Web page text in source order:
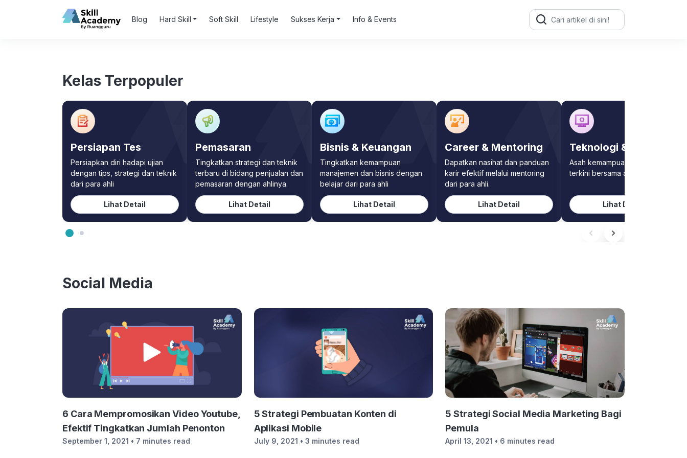
Blog Hard Skill Soft Skill Lifestyle Sukses Kerja Info & Events
Search
for:
Kelas Terpopuler
Persiapan Tes
Persiapkan diri hadapi ujian
dengan tips, strategi dan teknik
dari para ahli
Lihat Detail
Pemasaran
Tingkatkan strategi dan teknik
terbaru di bidang penjualan dan
pemasaran dengan ahlinya.
Lihat Detail
Bisnis & Keuangan
Tingkatkan kemampuan
manajemen dan bisnis dengan
belajar dari para ahli
Lihat Detail
Career & Mentoring
Dapatkan nasihat dan panduan
karir efektif melalui mentoring
dari para ahli.
Lihat Detail
Teknologi & Software
Asah kemampuan teknologi
terkini bersama ahlinya
Lihat Detail
Social Media
6 Cara Mempromosikan Video Youtube,
Efektif Tingkatkan Jumlah Penonton
September 1, 2021 • 7 minutes read
5 Strategi Pembuatan Konten di
Aplikasi Mobile
July 9, 2021 • 3 minutes read
5 Strategi Social Media Marketing Bagi
Pemula
April 13, 2021 • 6 minutes read